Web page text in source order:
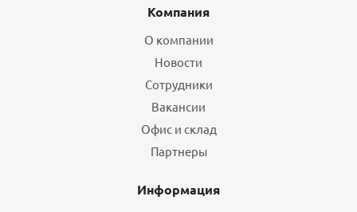
Компания
О компании
Новости
Сотрудники
Вакансии
Офис и склад
Партнеры
Информация